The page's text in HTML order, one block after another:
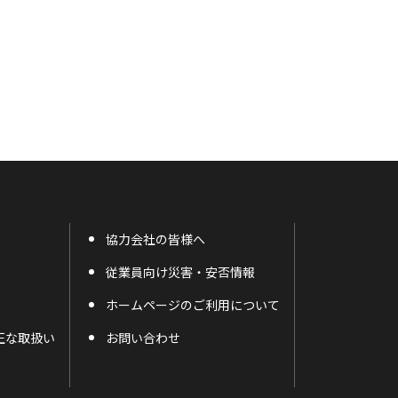
な取扱い
協力会社の皆様へ
従業員向け災害・安否情報
ホームページのご利用について
お問い合わせ